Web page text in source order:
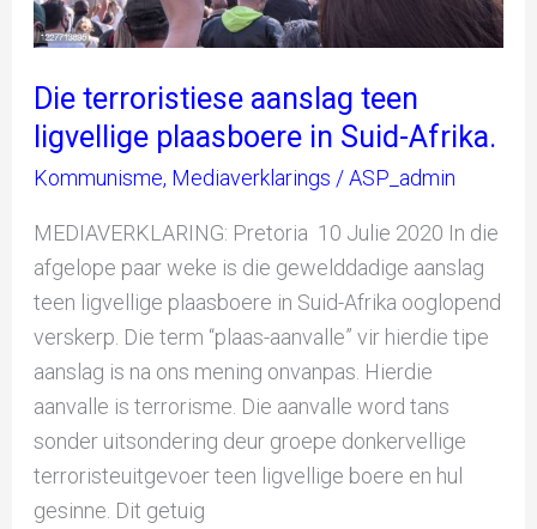
Die terroristiese aanslag teen
ligvellige plaasboere in Suid-Afrika.
Kommunisme, Mediaverklarings /ASP_admin
MEDIAVERKLARING: Pretoria 10 Julie 2020 In die
afgelope paar weke is die gewelddadige aanslag
teen ligvellige plaasboere in Suid-Afrika ooglopend
verskerp. Die term “plaas-aanvalle” vir hierdie tipe
aanslag is na ons mening onvanpas. Hierdie
aanvalle is terrorisme. Die aanvalle word tans
sonder uitsondering deur groepe donkervellige
terroristeuitgevoer teen ligvellige boere en hul
gesinne. Dit getuig
in
Suid-
Afrika.